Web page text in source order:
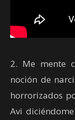
2. Me mente
noción de
horrorizados
Avi